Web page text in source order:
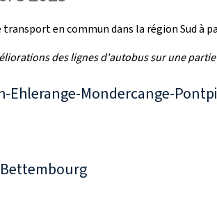
en commun dans la région Sud à
des lignes d'autobus sur une
Ehlerange-Mondercange-
Bettembourg